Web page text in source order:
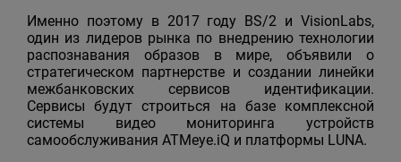
Именно поэтому в 2017 году BS/2 и VisionLabs,
один из лидеров рынка по внедрению технологии
распознавания образов в мире, объявили о
стратегическом партнерстве и создании линейки
межбанковских сервисов идентификации.
Сервисы будут строиться на базе комплексной
системы видео мониторинга устройств
самообслуживания ATMeye.iQ и платформы LUNA.